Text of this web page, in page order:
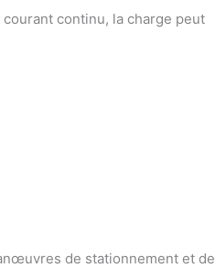
courant continu, la charge peut
de stationnement et de